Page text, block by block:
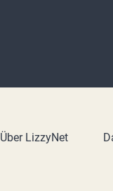
Über LizzyNet